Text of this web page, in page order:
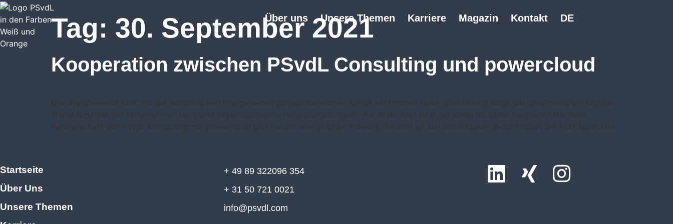
Über uns Unsere Themen Karriere Magazin Kontakt DE
Tag: 30. September 2021
Kooperation zwischen PSvdL Consulting und powercloud
Die „Wettbewerbs-Luft“ für die europäischen Energieversorgungsunternehmen (EVU) wird immer rauer. Gleichzeitig sorgt die unvermeidbare digitale
Transformation der Unternehmen für große organisatorische Herausforderungen. Wie sollte man jetzt auf diese Situation reagieren? Die neue
Partnerschaft von PSvdL Consulting mit powercloud gibt hierauf eine präzise Antwort, die sich an den individuellen Bedürfnissen der EVU ausrichtet.
Startseite
Über Uns
Unsere Themen
+ 49 89 322096 354
+ 31 50 721 0021
info@psvdl.com